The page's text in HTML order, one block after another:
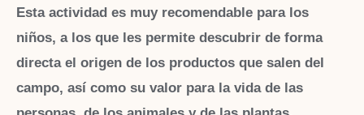
Esta actividad es muy recomendable para los
niños, a los que les permite descubrir de forma
directa el origen de los productos que salen del
campo, así como su valor para la vida de las